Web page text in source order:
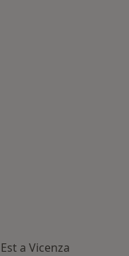
a Vicenza